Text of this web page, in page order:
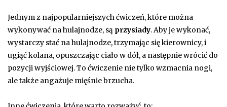
Jednym z najpopularniejszych ćwiczeń, które można
wykonywać na hulajnodze, są przysiady. Aby je wykonać,
wystarczy stać na hulajnodze, trzymając się kierownicy, i
ugiąć kolana, opuszczając ciało w dół, a następnie wrócić do
pozycji wyjściowej. To ćwiczenie nie tylko wzmacnia nogi,
ale także angażuje mięśnie brzucha.